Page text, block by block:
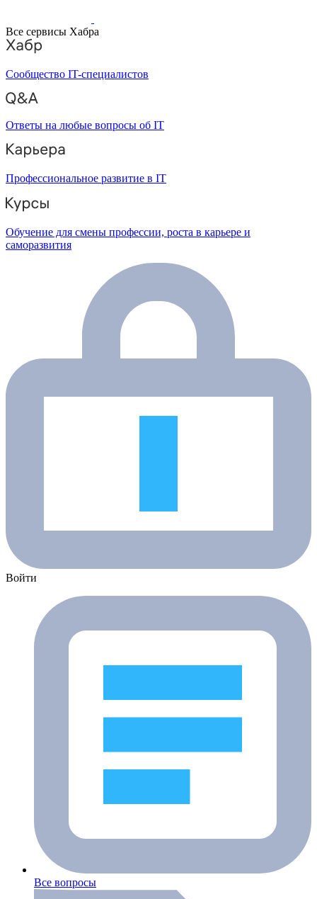
Все сервисы Хабра
Сообщество IT-специалистов
Ответы на любые вопросы об IT
Профессиональное развитие в IT
Обучение для смены профессии, роста в карьере и
саморазвития
Войти
Все вопросы